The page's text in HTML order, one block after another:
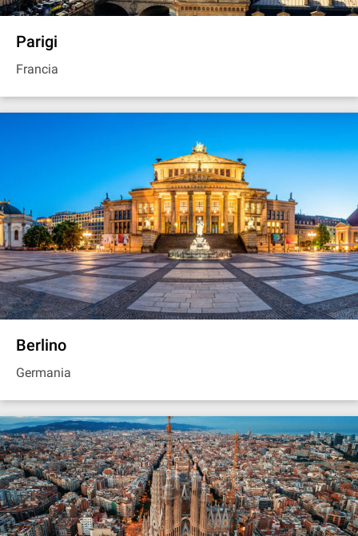
Parigi
Francia
Berlino
Germania